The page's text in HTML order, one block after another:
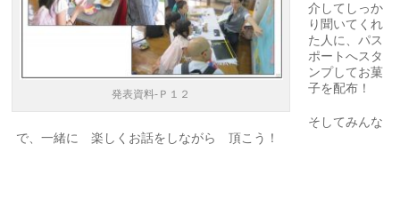
発表資料-Ｐ１２
介してしっか
り聞いてくれ
た人に、パス
ポートへスタ
ンプしてお菓
子を配布！
そしてみんな
で、一緒に 楽しくお話をしながら 頂こう！